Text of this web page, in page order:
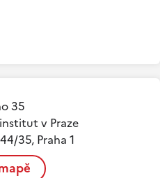
35
v Praze
35, Praha 1